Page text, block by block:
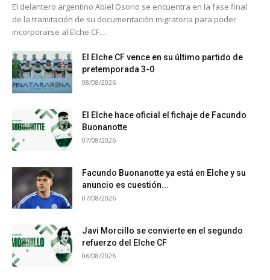
El delantero argentino Abiel Osorio se encuentra en la fase final
de la tramitación de su documentación migratoria para poder
incorporarse al Elche CF....
El Elche CF vence en su último partido de
pretemporada 3-0
08/08/2026
El Elche hace oficial el fichaje de Facundo
Buonanotte
07/08/2026
Facundo Buonanotte ya está en Elche y su
anuncio es cuestión...
07/08/2026
Javi Morcillo se convierte en el segundo
refuerzo del Elche CF
06/08/2026